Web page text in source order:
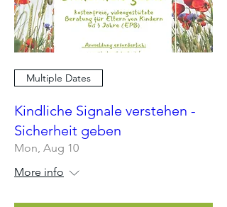
Multiple Dates
Kindliche Signale verstehen -
Sicherheit geben
Mon, Aug 10
More info